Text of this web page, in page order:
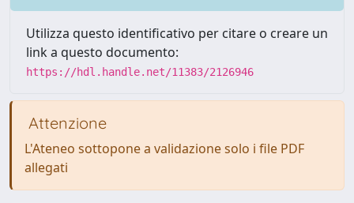
Utilizza questo identificativo per citare o creare un
link a questo documento:
https://hdl.handle.net/11383/2126946
Attenzione
L'Ateneo sottopone a validazione solo i file PDF
allegati